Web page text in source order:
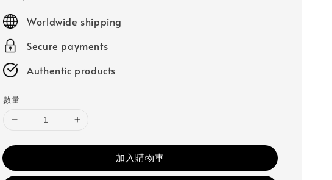
priceWorldwide shipping
Secure payments
Authentic products
數量
加入購物車